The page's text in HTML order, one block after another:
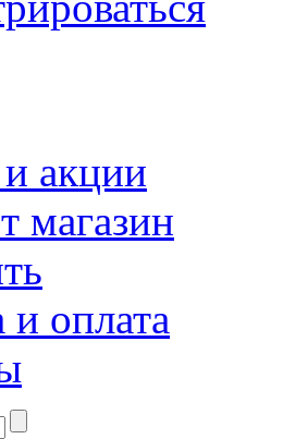
акции
магазин
и оплата